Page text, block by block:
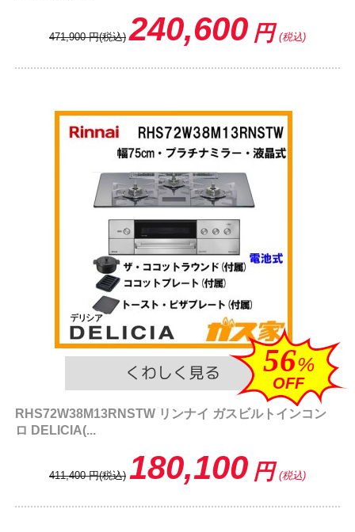
471,900 円(税込) 240,600 円 (税込)
56%
OFF
RHS72W38M13RNSTW リンナイ ガスビルトインコン
ロ DELICIA(...
411,400 円(税込) 180,100 円 (税込)